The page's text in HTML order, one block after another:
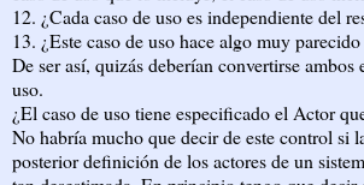
12. ¿Cada caso de uso es independiente del
13. ¿Este caso de uso hace algo muy
De ser así, quizás deberían convertirse ambos
uso.
¿El caso de uso tiene especificado el Actor
No habría mucho que decir de este control si
posterior definición de los actores de un